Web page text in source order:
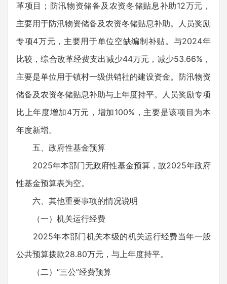
革项目；防汛物资储备及农资冬储贴息补助12万元，
主要用于防汛物资储备及农资冬储贴息补助。人员奖励
专项4万元，主要用于单位空缺编制补贴。与2024年
比较，综合改革经费支出减少44万元，减少53.66%，
主要是单位用于镇村一级供销社的建设资金。防汛物资
储备及农资冬储贴息补助与上年度持平。人员奖励专项
比上年度增加4万元，增加100%，主要是该项目为本
年度新增。
五、政府性基金预算
2025年本部门无政府性基金预算，故2025年政府
性基金预算表为空。
六、其他重要事项的情况说明
（一）机关运行经费
2025年本部门机关本级的机关运行经费当年一般
公共预算拨款28.80万元，与上年度持平。
（二）“三公”经费预算